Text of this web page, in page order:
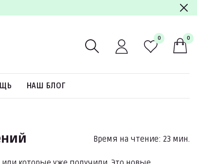
0 0
НАШ БЛОГ
Время на чтение: 23 мин.